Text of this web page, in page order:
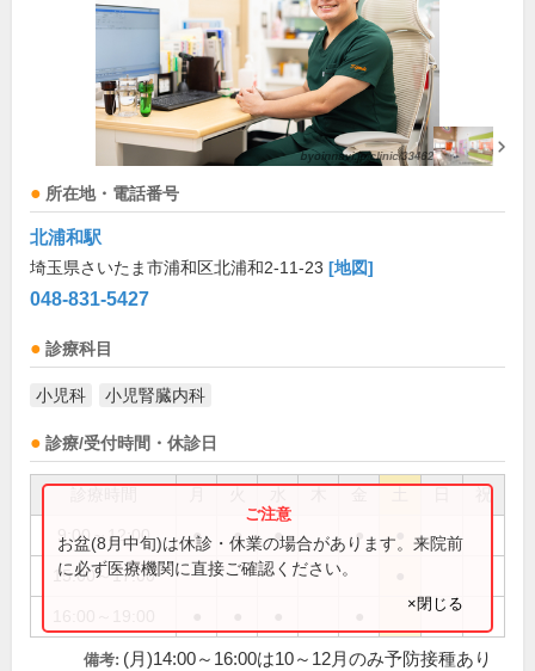
所在地・電話番号
北浦和駅
埼玉県さいたま市浦和区北浦和2-11-23 [地図]
048-831-5427
診療科目
小児科 小児腎臓内科
診療/受付時間・休診日
祝
9:00～12:00 ● ● ● ●
15:00～17:00
お盆(8月中旬)は休診・休業の場合があります。来院前
に必ず医療機関に直接ご確認ください。
×閉じる
備考: (月)14:00～16:00は10～12月のみ予防接種あり